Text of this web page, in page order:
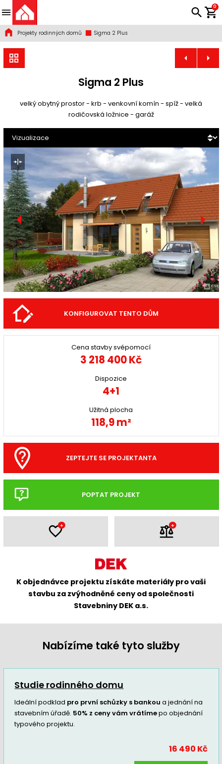
0
Projekty rodinných domů Sigma 2 Plus
Sigma 2 Plus
velký obytný prostor - krb - venkovní komín - spíž - velká
rodičovská ložnice - garáž
KONFIGUROVAT TENTO DŮM
Cena stavby svépomocí
3 218 400 Kč
Dispozice
4+1
Užitná plocha
118,9 m²
ZEPTEJTE SE PROJEKTANTA
POPTAT PROJEKT
+ +
K objednávce projektu získáte materiály pro vaši
stavbu za zvýhodněné ceny od společnosti
Stavebniny DEK a.s.
Nabízíme také tyto služby
Studie rodinného domu
Ideální podklad pro první schůzky s bankou a jednání na
stavebním úřadě. 50% z ceny vám vrátímepo objednání
typového projektu.
16 490 Kč